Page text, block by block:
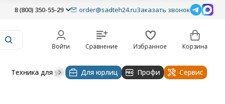
8 (800) 350-55-29 order@sadteh24.ruЗаказать звонок
Войти Сравнение Избранное Корзина
Техника для уборки Строительная техника
Для юрлиц Профи Сервис